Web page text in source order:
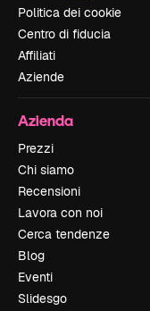
Politica dei cookie
Centro di fiducia
Affiliati
Aziende
Azienda
Prezzi
Chi siamo
Recensioni
Lavora con noi
Cerca tendenze
Blog
Eventi
Slidesgo